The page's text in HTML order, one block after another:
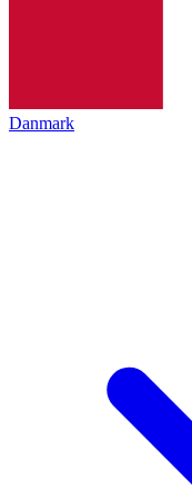
Danmark